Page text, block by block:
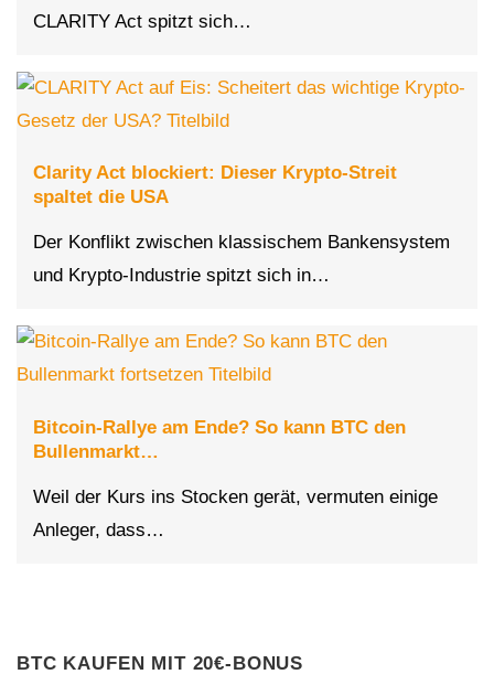
CLARITY Act spitzt sich…
Clarity Act blockiert: Dieser Krypto-Streit
spaltet die USA
Der Konflikt zwischen klassischem Bankensystem
und Krypto-Industrie spitzt sich in…
Bitcoin-Rallye am Ende? So kann BTC den
Bullenmarkt…
Weil der Kurs ins Stocken gerät, vermuten einige
Anleger, dass…
BTC KAUFEN MIT 20€-BONUS